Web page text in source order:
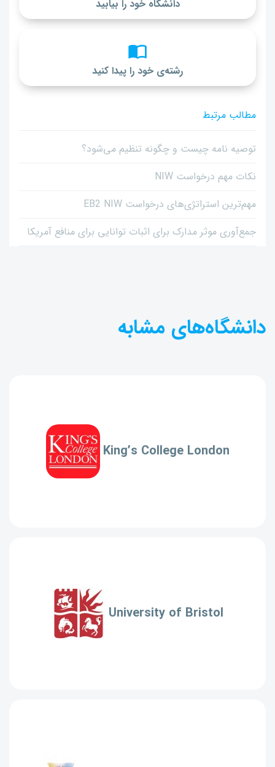
دانشگاه خود را بیابید
رشته‌ی خود را پیدا کنید
مطالب مرتبط
توصیه نامه چیست و چگونه تنظیم می‌شود؟
نکات مهم درخواست NIW
مهم‌ترین استراتژی‌های درخواست EB2 NIW
جمع‌آوری موثر مدارک برای اثبات توانایی برای منافع آمریکا
دانشگاه‌های مشابه
King’s College London
University of Bristol